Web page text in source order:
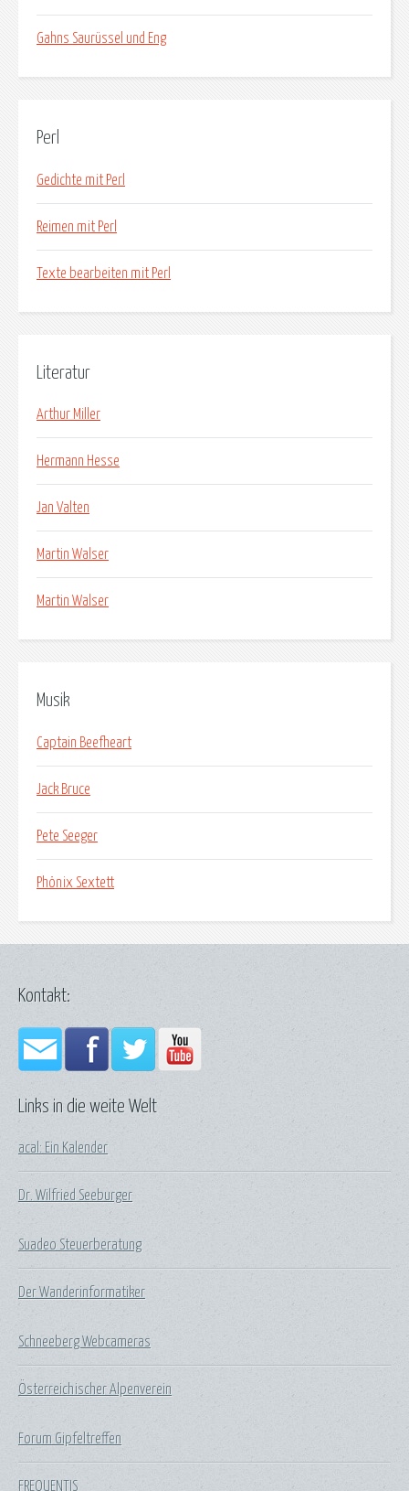
Gahns Saurüssel und Eng
Perl
Gedichte mit Perl
Reimen mit Perl
Texte bearbeiten mit Perl
Literatur
Arthur Miller
Hermann Hesse
Jan Valten
Martin Walser
Martin Walser
Musik
Captain Beefheart
Jack Bruce
Pete Seeger
Phönix Sextett
Links in die weite Welt
acal: Ein Kalender
Dr. Wilfried Seeburger
Suadeo Steuerberatung
Der Wanderinformatiker
Schneeberg Webcameras
Österreichischer Alpenverein
Forum Gipfeltreffen
FREQUENTIS
Kontakt: